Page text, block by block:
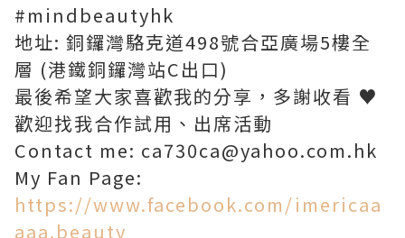
#mindbeautyhk
地址: 銅鑼灣駱克道498號合亞廣場5樓全
層 (港鐵銅鑼灣站C出口)
最後希望大家喜歡我的分享，多謝收看 ♥
歡迎找我合作試用、出席活動
Contact me: ca730ca@yahoo.com.hk
My Fan Page:
https://www.facebook.com/imericaa
aaa.beauty